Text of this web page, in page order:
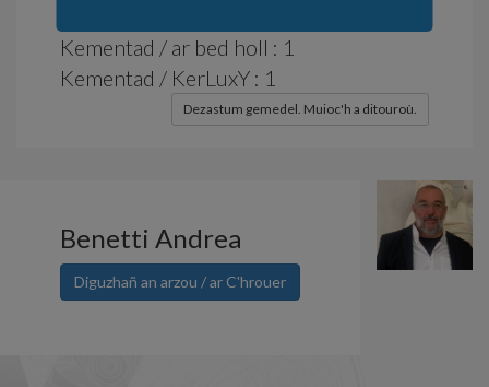
Kementad / ar bed holl : 1
Kementad / KerLuxY : 1
Dezastum gemedel. Muioc'h a ditouroù.
Benetti Andrea
Diguzhañ an arzou / ar C'hrouer